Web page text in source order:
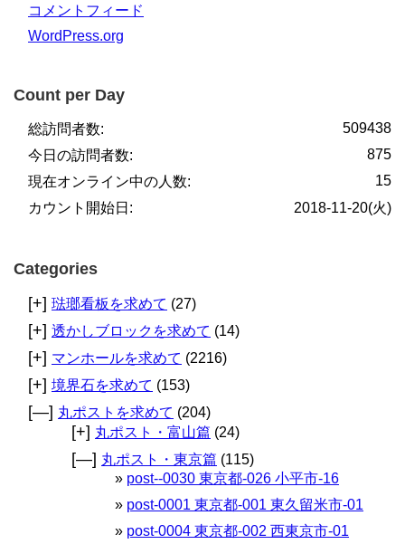
コメントフィード
WordPress.org
Count per Day
509438
総訪問者数:
875
今日の訪問者数:
15
現在オンライン中の人数:
2018-11-20(火)
カウント開始日:
Categories
[+] 琺瑯看板を求めて (27)
[+] 透かしブロックを求めて (14)
[+] マンホールを求めて (2216)
[+] 境界石を求めて (153)
[—] 丸ポストを求めて (204)
[+] 丸ポスト・富山篇 (24)
[—] 丸ポスト・東京篇 (115)
post--0030 東京都-026 小平市-16
post-0001 東京都-001 東久留米市-01
post-0004 東京都-002 西東京市-01